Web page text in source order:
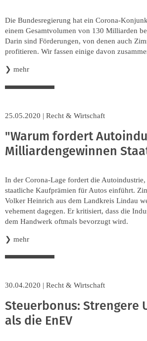
Die Bundesregierung hat ein Corona-
einem Gesamtvolumen von 130 Milliarden
Darin sind Förderungen, von denen auch
profitieren. Wir fassen einige davon
❯ mehr
25.05.2020 | Recht & Wirtschaft
"Warum fordert
Milliardengewinnen
In der Corona-Lage fordert die Autoindustrie,
staatliche Kaufprämien für Autos einführt.
Volker Heinrich aus dem Landkreis Lindau
vehement dagegen. Er kritisiert, dass die
dem Handwerk oftmals bevorzugt wird.
❯ mehr
30.04.2020 | Recht & Wirtschaft
Steuerbonus: Strengere
als die EnEV